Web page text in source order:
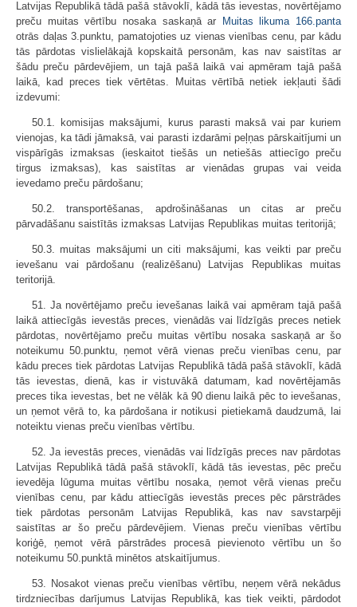
Latvijas Republikā tādā pašā stāvoklī, kādā tās ievestas, novērtējamo
preču muitas vērtību nosaka saskaņā ar
Muitas likuma 166.panta
otrās daļas 3.punktu, pamatojoties uz vienas vienības cenu, par kādu
tās pārdotas vislielākajā kopskaitā personām, kas nav saistītas ar
šādu preču pārdevējiem, un tajā pašā laikā vai apmēram tajā pašā
laikā, kad preces tiek vērtētas. Muitas vērtībā netiek iekļauti šādi
izdevumi:
50.1. komisijas maksājumi, kurus parasti maksā vai par kuriem
vienojas, ka tādi jāmaksā, vai parasti izdarāmi peļņas pārskaitījumi un
vispārīgās izmaksas (ieskaitot tiešās un netiešās attiecīgo preču
tirgus izmaksas), kas saistītas ar vienādas grupas vai veida
ievedamo preču pārdošanu;
50.2. transportēšanas, apdrošināšanas un citas ar preču
pārvadāšanu saistītās izmaksas Latvijas Republikas muitas teritorijā;
50.3. muitas maksājumi un citi maksājumi, kas veikti par preču
ievešanu vai pārdošanu (realizēšanu) Latvijas Republikas muitas
teritorijā.
51. Ja novērtējamo preču ievešanas laikā vai apmēram tajā pašā
laikā attiecīgās ievestās preces, vienādās vai līdzīgās preces netiek
pārdotas, novērtējamo preču muitas vērtību nosaka saskaņā ar šo
noteikumu 50.punktu, ņemot vērā vienas preču vienības cenu, par
kādu preces tiek pārdotas Latvijas Republikā tādā pašā stāvoklī, kādā
tās ievestas, dienā, kas ir vistuvākā datumam, kad novērtējamās
preces tika ievestas, bet ne vēlāk kā 90 dienu laikā pēc to ievešanas,
un ņemot vērā to, ka pārdošana ir notikusi pietiekamā daudzumā, lai
noteiktu vienas preču vienības vērtību.
52. Ja ievestās preces, vienādās vai līdzīgās preces nav pārdotas
Latvijas Republikā tādā pašā stāvoklī, kādā tās ievestas, pēc preču
ievedēja lūguma muitas vērtību nosaka, ņemot vērā vienas preču
vienības cenu, par kādu attiecīgās ievestās preces pēc pārstrādes
tiek pārdotas personām Latvijas Republikā, kas nav savstarpēji
saistītas ar šo preču pārdevējiem. Vienas preču vienības vērtību
koriģē, ņemot vērā pārstrādes procesā pievienoto vērtību un šo
noteikumu 50.punktā minētos atskaitījumus.
53. Nosakot vienas preču vienības vērtību, neņem vērā nekādus
tirdzniecības darījumus Latvijas Republikā, kas tiek veikti, pārdodot